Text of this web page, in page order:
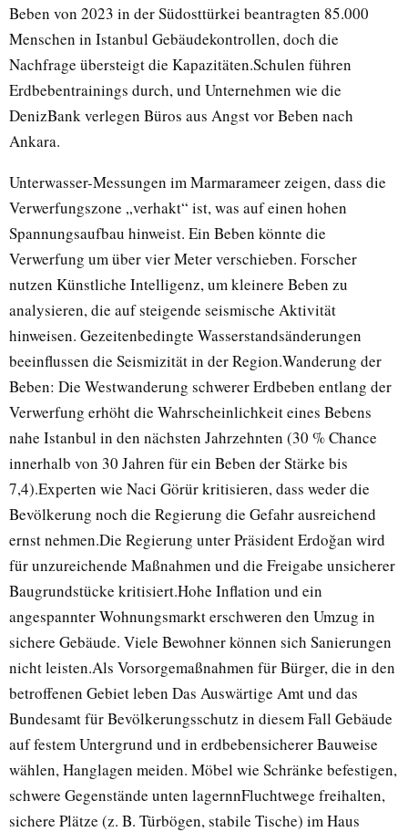
Beben von 2023 in der Südosttürkei beantragten 85.000
Menschen in Istanbul Gebäudekontrollen, doch die
Nachfrage übersteigt die Kapazitäten.Schulen führen
Erdbebentrainings durch, und Unternehmen wie die
DenizBank verlegen Büros aus Angst vor Beben nach
Ankara.
Unterwasser-Messungen im Marmarameer zeigen, dass die
Verwerfungszone „verhakt“ ist, was auf einen hohen
Spannungsaufbau hinweist. Ein Beben könnte die
Verwerfung um über vier Meter verschieben. Forscher
nutzen Künstliche Intelligenz, um kleinere Beben zu
analysieren, die auf steigende seismische Aktivität
hinweisen. Gezeitenbedingte Wasserstandsänderungen
beeinflussen die Seismizität in der Region.Wanderung der
Beben: Die Westwanderung schwerer Erdbeben entlang der
Verwerfung erhöht die Wahrscheinlichkeit eines Bebens
nahe Istanbul in den nächsten Jahrzehnten (30 % Chance
innerhalb von 30 Jahren für ein Beben der Stärke bis
7,4).Experten wie Naci Görür kritisieren, dass weder die
Bevölkerung noch die Regierung die Gefahr ausreichend
ernst nehmen.Die Regierung unter Präsident Erdoğan wird
für unzureichende Maßnahmen und die Freigabe unsicherer
Baugrundstücke kritisiert.Hohe Inflation und ein
angespannter Wohnungsmarkt erschweren den Umzug in
sichere Gebäude. Viele Bewohner können sich Sanierungen
nicht leisten.Als Vorsorgemaßnahmen für Bürger, die in den
betroffenen Gebiet leben Das Auswärtige Amt und das
Bundesamt für Bevölkerungsschutz in diesem Fall Gebäude
auf festem Untergrund und in erdbebensicherer Bauweise
wählen, Hanglagen meiden. Möbel wie Schränke befestigen,
schwere Gegenstände unten lagernnFluchtwege freihalten,
sichere Plätze (z. B. Türbögen, stabile Tische) im Haus